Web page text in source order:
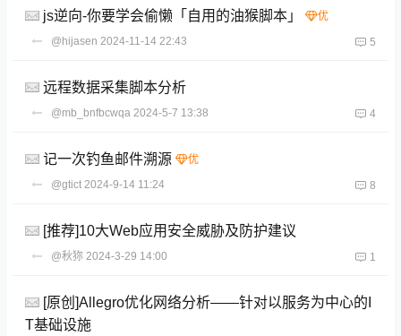
js逆向-你要学会偷懒「自用的油猴脚本」
@hijasen 2024-11-14 22:43 5
远程数据采集脚本分析
@mb_bnfbcwqa 2024-5-7 13:38 4
记一次钓鱼邮件溯源
@gtict 2024-9-14 11:24 8
[推荐]10大Web应用安全威胁及防护建议
@秋狝 2024-3-29 14:00 1
[原创]Allegro优化网络分析——针对以服务为中心的I
T基础设施